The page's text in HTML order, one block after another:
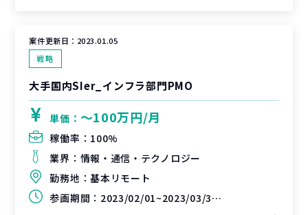
案件更新日： 2023.01.05
戦略
大手国内SIer_インフラ部門PMO
単価： 〜100万円/月
稼働率： 100%
業界： 情報・通信・テクノロジー
勤務地：基本リモート
参画期間： 2023/02/01~2023/03/31（延長可能性あり）